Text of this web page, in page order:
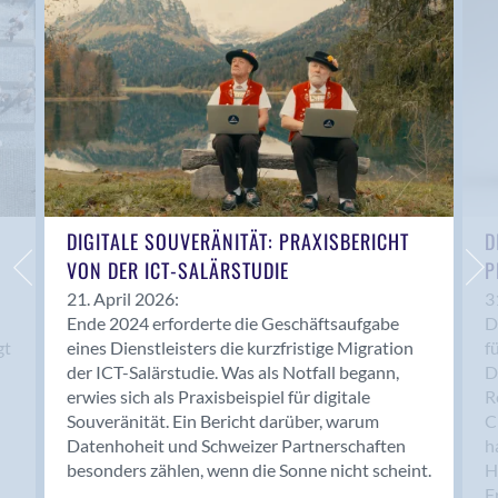
Anwil
Appenzell
Au SG
Baar
Baden
Balsthal
Balzers
Basel
Bassersdorf
Belp
Bendern
Benken (SG)
Bergdietikon
Berlin
Bern
Bern - Liebefeld
DIGITALE SOUVERÄNITÄT: PRAXISBERICHT
VON DER ICT-SALÄRSTUDIE
21. April 2026:
Ende 2024 erforderte die Geschäftsaufgabe
eines Dienstleisters die kurzfristige Migration
der ICT-Salärstudie. Was als Notfall begann,
erwies sich als Praxisbeispiel für digitale
Souveränität. Ein Bericht darüber, warum
Datenhoheit und Schweizer Partnerschaften
besonders zählen, wenn die Sonne nicht scheint.